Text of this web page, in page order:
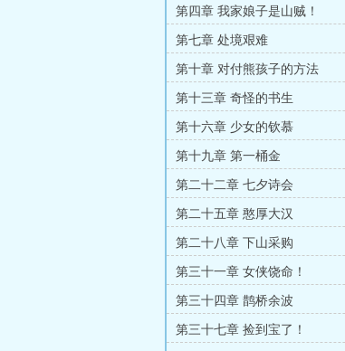
第四章 我家娘子是山贼！
第七章 处境艰难
第十章 对付熊孩子的方法
第十三章 奇怪的书生
第十六章 少女的钦慕
第十九章 第一桶金
第二十二章 七夕诗会
第二十五章 憨厚大汉
第二十八章 下山采购
第三十一章 女侠饶命！
第三十四章 鹊桥余波
第三十七章 捡到宝了！